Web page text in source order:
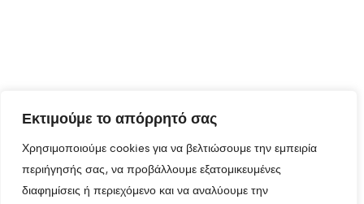
Εκτιμούμε το απόρρητό σας
Χρησιμοποιούμε cookies για να βελτιώσουμε την εμπειρία
περιήγησής σας, να προβάλλουμε εξατομικευμένες
διαφημίσεις ή περιεχόμενο και να αναλύουμε την